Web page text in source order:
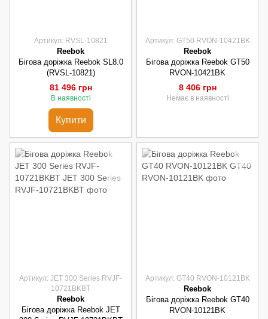
Артикул: RVSL-10821
Reebok
Бігова доріжка Reebok SL8.0
(RVSL-10821)
81 496 грн
В наявності
Купити
Артикул: GT50 RVON-10421BK
Reebok
Бігова доріжка Reebok GT50
RVON-10421BK
8 406 грн
Немає в наявності
Артикул: JET 300 Series RVJF-
10721BKBT
Reebok
Бігова доріжка Reebok JET
Артикул: GT40 RVON-10121BK
Reebok
Бігова доріжка Reebok GT40
RVON-10121BK